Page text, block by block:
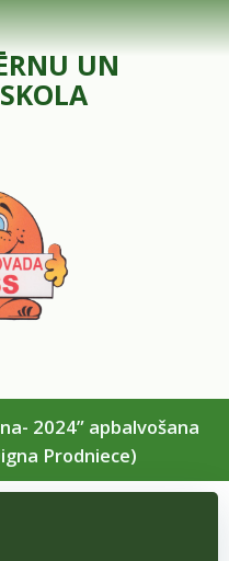
UN
2024” apbalvošana
Prodniece)